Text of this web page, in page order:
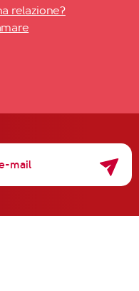
relazione?